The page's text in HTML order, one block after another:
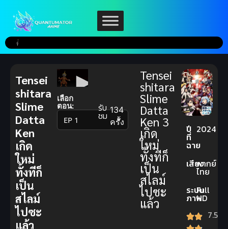
เลือก
ตอน:
▼
รับ
ชม 134
ครั้ง
Tensei
shitara
Slime
Datta
Ken 3
เกิด
ใหม่
ทั้งทีก็
เป็น
สไลม์
ไปซะ
แล้ว
ปี
ที่
ฉาย
2024
เสียงพากย์
ไทย
ระบบ
ภาพ
Full
HD
7.5
Tensei
shitara
Slime
Datta
Ken
เกิด
ใหม่
ทั้งทีก็
เป็น
สไลม์
ไปซะ
แล้ว